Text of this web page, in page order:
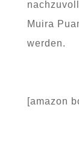
Muira
werden.
[amazon